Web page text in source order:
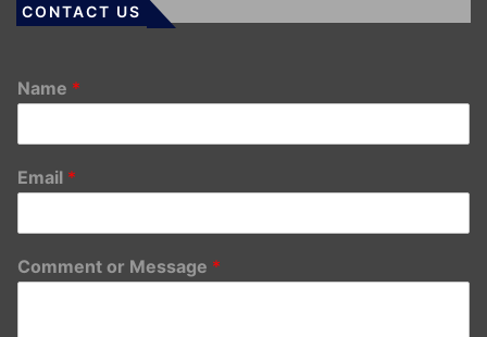
CONTACT US
Name *
Email *
Comment or Message *